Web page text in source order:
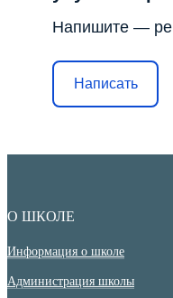
Напишите —
Написать
О ШКОЛЕ
Информация о школе
Администрация школы